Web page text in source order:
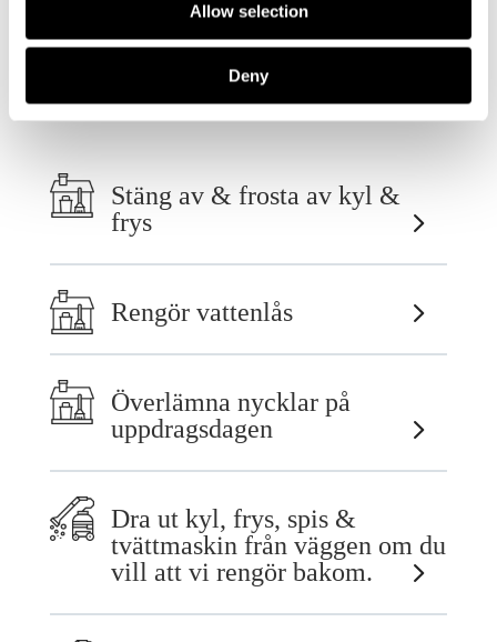
Allow selection
Deny
Vad du behöver göra
Stäng av & frosta av kyl &
frys
Rengör vattenlås
Överlämna nycklar på
uppdragsdagen
Dra ut kyl, frys, spis &
tvättmaskin från väggen om du
vill att vi rengör bakom.